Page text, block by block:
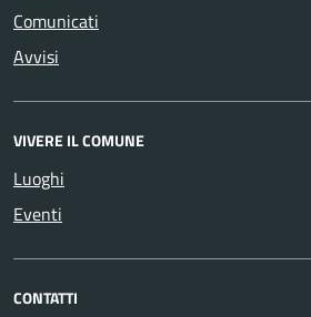
Comunicati
Avvisi
VIVERE IL COMUNE
Luoghi
Eventi
CONTATTI